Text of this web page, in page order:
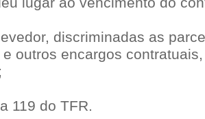
discriminadas as
outros encargos
119 do TFR.